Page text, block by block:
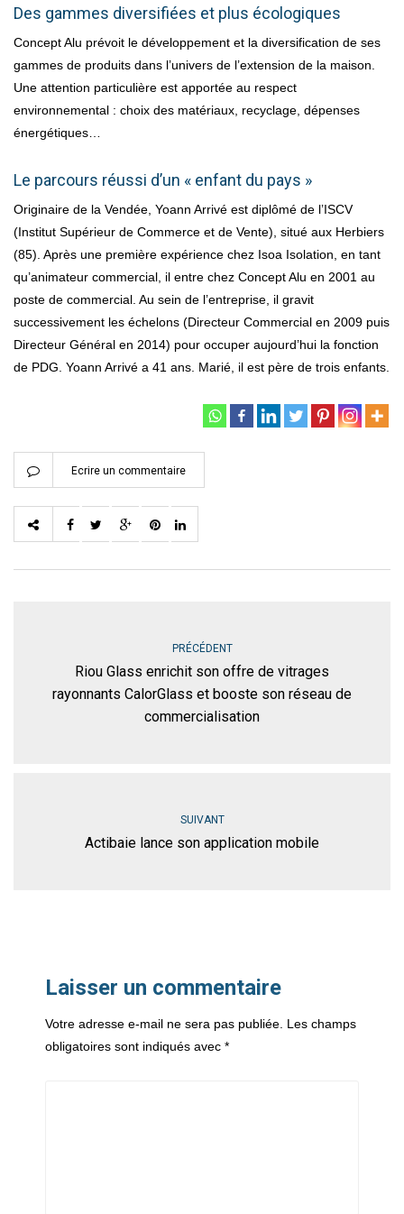
Des gammes diversifiées et plus écologiques
Concept Alu prévoit le développement et la diversification de ses
gammes de produits dans l’univers de l’extension de la maison.
Une attention particulière est apportée au respect
environnemental : choix des matériaux, recyclage, dépenses
énergétiques…
Le parcours réussi d’un « enfant du pays »
Originaire de la Vendée, Yoann Arrivé est diplômé de l’ISCV
(Institut Supérieur de Commerce et de Vente), situé aux Herbiers
(85). Après une première expérience chez Isoa Isolation, en tant
qu’animateur commercial, il entre chez Concept Alu en 2001 au
poste de commercial. Au sein de l’entreprise, il gravit
successivement les échelons (Directeur Commercial en 2009 puis
Directeur Général en 2014) pour occuper aujourd’hui la fonction
de PDG. Yoann Arrivé a 41 ans. Marié, il est père de trois enfants.
Ecrire un commentaire
PRÉCÉDENT
Riou Glass enrichit son offre de vitrages
rayonnants CalorGlass et booste son réseau de
commercialisation
SUIVANT
Actibaie lance son application mobile
Laisser un commentaire
Votre adresse e-mail ne sera pas publiée. Les champs
obligatoires sont indiqués avec *